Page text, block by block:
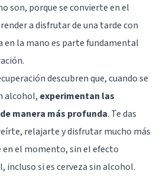
son, porque se convierte en el
a disfrutar de una tarde con
en la mano es parte fundamental
descubren que, cuando se
alcohol, experimentan las
manera más profunda. Te das
relajarte y disfrutar mucho más
en el momento, sin el efecto
si es cerveza sin alcohol.